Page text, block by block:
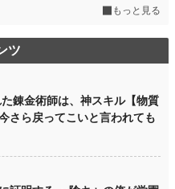
もっと見る
ツ
錬金術師は、神スキル【物質
さら戻ってこいと言われても